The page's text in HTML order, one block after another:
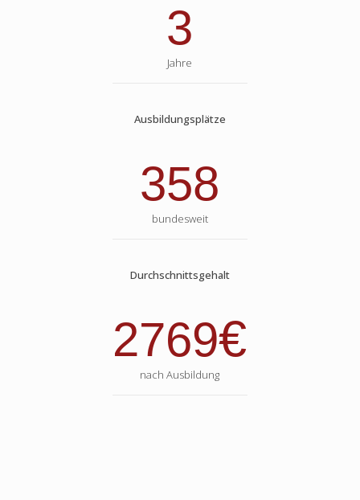
3
Jahre
Ausbildungsplätze
358
bundesweit
Durchschnittsgehalt
2769€
nach Ausbildung